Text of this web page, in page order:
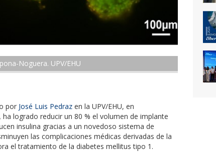
Noguera. UPV/EHU
por José Luis Pedraz en la UPV/EHU, en
logrado reducir un 80 % el volumen de implante
insulina gracias a un novedoso sistema de
las complicaciones médicas derivadas de la
el tratamiento de la diabetes mellitus tipo 1.